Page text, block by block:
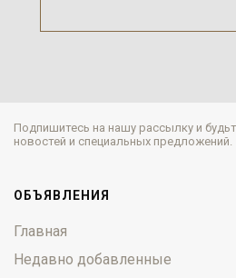
Подпишитесь на нашу рассылку и
новостей и специальных предложений.
ОБЪЯВЛЕНИЯ
Главная
Недавно добавленные